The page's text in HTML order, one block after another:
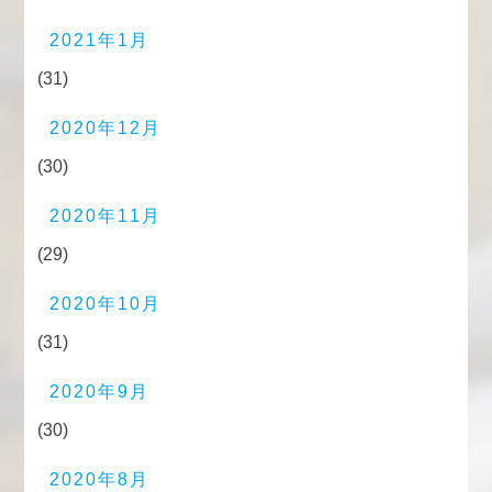
2021年1月
(31)
2020年12月
(30)
2020年11月
(29)
2020年10月
(31)
2020年9月
(30)
2020年8月